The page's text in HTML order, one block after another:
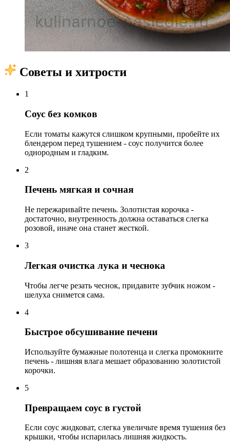
Советы и хитрости
1
Соус без комков
Если томаты кажутся слишком крупными, пробейте их
блендером перед тушением - соус получится более
однородным и гладким.
2
Печень мягкая и сочная
Не пережаривайте печень. Золотистая корочка -
достаточно, внутренность должна оставаться слегка
розовой, иначе она станет жесткой.
3
Легкая очистка лука и чеснока
Чтобы легче резать чеснок, придавите зубчик ножом -
шелуха снимется сама.
4
Быстрое обсушивание печени
Используйте бумажные полотенца и слегка промокните
печень - лишняя влага мешает образованию золотистой
корочки.
5
Превращаем соус в густой
Если соус жидковат, слегка увеличьте время тушения без
крышки, чтобы испарилась лишняя жидкость.